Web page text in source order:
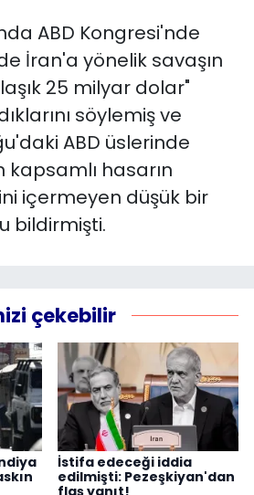
ABD Kongresi'nde
İran'a yönelik savaşın
25 milyar dolar"
söylemiş ve
ABD üslerinde
hasarın
içermeyen düşük bir
bildirmişti.
çekebilir
İstifa edeceği iddia
edilmişti: Pezeşkiyan'dan